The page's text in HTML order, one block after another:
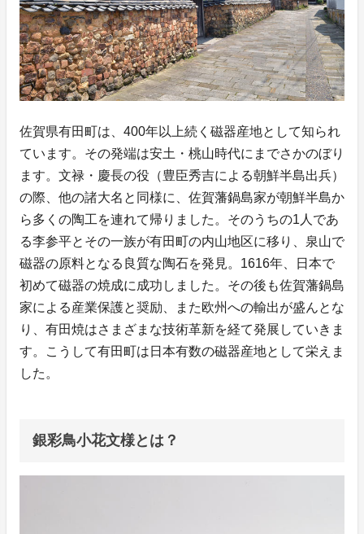
佐賀県有田町は、400年以上続く磁器産地として知られ
ています。その発端は安土・桃山時代にまでさかのぼり
ます。文禄・慶長の役（豊臣秀吉による朝鮮半島出兵）
の際、他の諸大名と同様に、佐賀藩鍋島家が朝鮮半島か
ら多くの陶工を連れて帰りました。そのうちの1人であ
る李参平とその一族が有田町の内山地区に移り、泉山で
磁器の原料となる良質な陶石を発見。1616年、日本で
初めて磁器の焼成に成功しました。その後も佐賀藩鍋島
家による産業保護と奨励、また欧州への輸出が盛んとな
り、有田焼はさまざまな技術革新を経て発展していきま
す。こうして有田町は日本有数の磁器産地として栄えま
した。
銀彩鳥小花文様とは？